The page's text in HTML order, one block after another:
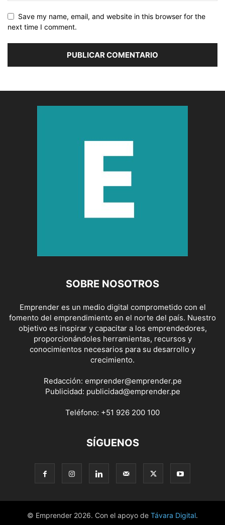
Save my name, email, and website in this browser for the
next time I comment.
SOBRE NOSOTROS
Emprender es un medio digital comprometido con el
fomento del emprendimiento en el norte del país. Nuestro
objetivo es inspirar y capacitar a los emprendedores,
proporcionándoles herramientas, recursos y
conocimientos necesarios para su desarrollo y
crecimiento.
Redacción: emprender@emprender.pe
Publicidad: publicidad@emprender.pe
Teléfono: +51 926 200 100
SÍGUENOS
© Emprender 2026. Con el apoyo de Távara Digital.